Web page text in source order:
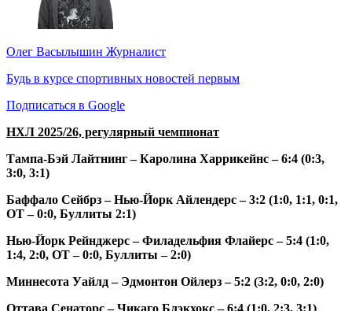
Олег Васылышин Журналист
Будь в курсе спортивных новостей первым
Подписаться в Google
НХЛ 2025/26, регулярный чемпионат
Тампа-Бэй Лайтнинг – Каролина Харрикейнс – 6:4 (0:3,
3:0, 3:1)
Баффало Сейбрз – Нью-Йорк Айлендерс – 3:2 (1:0, 1:1, 0:1,
ОТ – 0:0, Буллиты 2:1)
Нью-Йорк Рейнджерс – Филадельфия Флайерс – 5:4 (1:0,
1:4, 2:0, ОТ – 0:0, Буллиты – 2:0)
Миннесота Уайлд – Эдмонтон Ойлерз – 5:2 (3:2, 0:0, 2:0)